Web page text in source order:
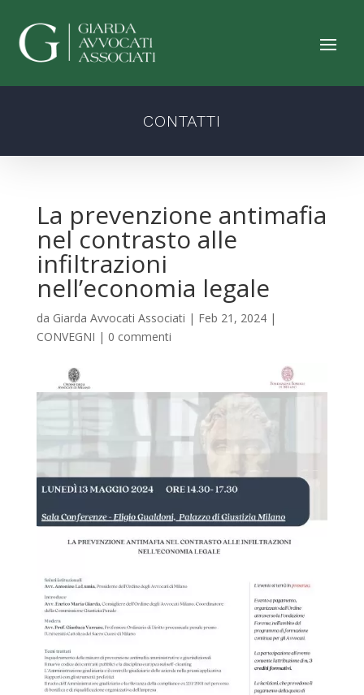
CONTATTI
La prevenzione antimafia
nel contrasto alle
infiltrazioni
nell’economia legale
da Giarda Avvocati Associati | Feb 21, 2024|
CONVEGNI | 0 commenti